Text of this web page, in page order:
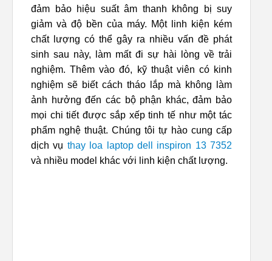
đảm bảo hiệu suất âm thanh không bị suy
giảm và độ bền của máy. Một linh kiện kém
chất lượng có thể gây ra nhiều vấn đề phát
sinh sau này, làm mất đi sự hài lòng về trải
nghiệm. Thêm vào đó, kỹ thuật viên có kinh
nghiệm sẽ biết cách tháo lắp mà không làm
ảnh hưởng đến các bộ phận khác, đảm bảo
mọi chi tiết được sắp xếp tinh tế như một tác
phẩm nghệ thuật. Chúng tôi tự hào cung cấp
dịch vụ thay loa laptop dell inspiron 13 7352
và nhiều model khác với linh kiện chất lượng.